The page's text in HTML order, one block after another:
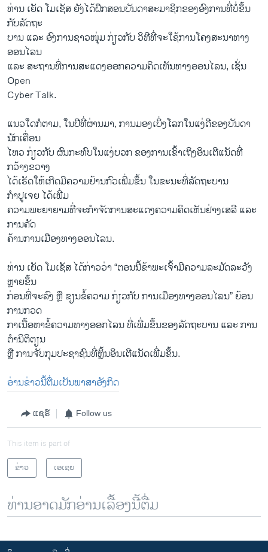
ທ່ານ ເຍັດ ໂມເຊັສ ຍັງໄດ້ຝຶກສອນບັນດາສະມາຊິກຂອງອົງການທີ່ບໍ່ຂຶ້ນ
ກັບລັດຖະ
ບານ ແລະ ອົງການຊາວໜຸ່ມ ກ່ຽວກັບ ວິທີທີ່ຈະໃຊ້ການໂຄງສະນາທາງ
ອອນໄລນ
ແລະ ສະຖານທີ່ການສະແດງອອກຄວາມຄິດເຫັນທາງອອນໄລນ, ເຊັ່ນ
Open
Cyber Talk.
ແນວໃດກໍຕາມ, ໃນປີທີ່ຜ່ານມາ, ການມອງເບິ່ງໂລກໃນແງ່ດີຂອງບັນດາ
ນັກເຄື່ອນ
ໄຫວ ກ່ຽວກັບ ຜົນກະທົບໃນແງ່ບວກ ຂອງການເຂົ້າເຖິງອິນເຕີແນັດທີ່
ກວ້າງຂວາງ
ໄດ້ເຮັດໃຫ້ເກີດມີຄວາມຢ້ານກົວເພີ່ມຂຶ້ນ ໃນຂະນະທີ່ລັດຖະບານ
ກຳປູເຈຍ ໄດ້ເພີ່ມ
ຄວາມພະຍາຍາມທີ່ຈະກຳຈັດການສະແດງຄວາມຄິດເຫັນຢ່າງເສລີ ແລະ
ການຄັດ
ຄ້ານການເມືອງທາງອອນໄລນ.
ທ່ານ ເຍັດ ໂມເຊັສ ໄດ້ກ່າວວ່າ “ຕອນນີ້ຂ້າພະເຈົ້າມີຄວາມລະມັດລະວັງ
ຫຼາຍຂຶ້ນ
ກ່ອນທີ່ຈະລົງ ຫຼື ຂຽນຂໍ້ຄວາມ ກ່ຽວກັບ ການເມືອງທາງອອນໄລນ” ຍ້ອນ
ການກວດ
ກາເນື້ອຫາຂໍ້ຄວາມທາງອອກໄລນ ທີ່ເພີ່ມຂຶ້ນຂອງລັດຖະບານ ແລະ ການ
ຕຳນິຕິຕຽນ
ຫຼື ການຈັບກຸມປະຊາຊົນທີ່ຫຼິ້ນອິນເຕີແນັດເພີ່ມຂຶ້ນ.
ອ່ານຂ່າວນີ້ຕື່ມເປັນພາສາອັງກິດ
ແຊຣ໌ Follow us
This item is part of
ຂ່າວ
ເອເຊຍ
ທ່ານອາດມັກອ່ານເລື້ອງນີ້ຕື່ມ